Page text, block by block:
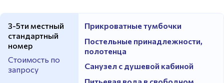
3-5ти местный
стандартный
номер
Стоимость по
запросу
Прикроватные тумбочки
Постельные принадлежности,
полотенца
Санузел с душевой кабиной